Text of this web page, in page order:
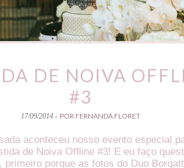
DE NOIVA
#3
17/09/2014 - POR FERNANDA FLORET
aconteceu nosso evento especial
de Noiva Offline #3! E eu faço
primeiro porque as fotos do Duo